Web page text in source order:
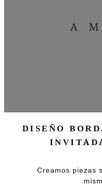
A
DISEÑO
Creamos piezas